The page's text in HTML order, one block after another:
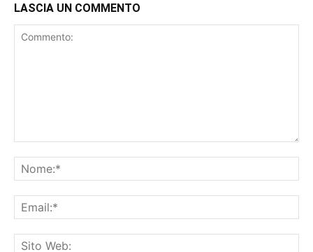
LASCIA UN COMMENTO